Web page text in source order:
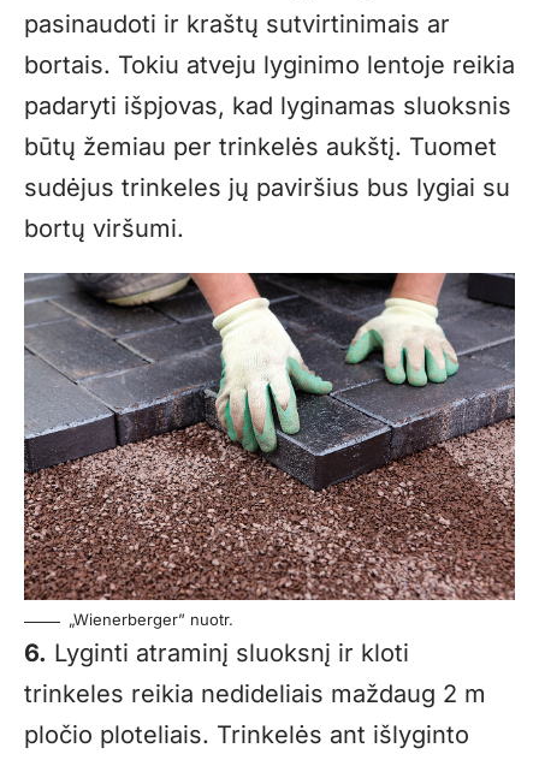
pasinaudoti ir kraštų sutvirtinimais ar
bortais. Tokiu atveju lyginimo lentoje reikia
padaryti išpjovas, kad lyginamas sluoksnis
būtų žemiau per trinkelės aukštį. Tuomet
sudėjus trinkeles jų paviršius bus lygiai su
bortų viršumi.
„Wienerberger” nuotr.
6. Lyginti atraminį sluoksnį ir kloti
trinkeles reikia nedideliais maždaug 2 m
pločio ploteliais. Trinkelės ant išlyginto